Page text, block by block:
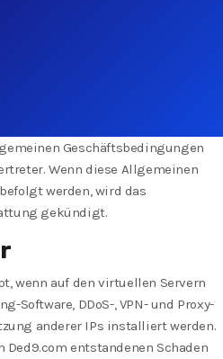
Geschäftsbedingungen
Wenn diese Allgemeinen
werden, wird das
gekündigt.
wenn auf den virtuellen Servern
Software, DDoS-, VPN- und Proxy-
anderer IPs installiert werden.
entstandenen Schaden